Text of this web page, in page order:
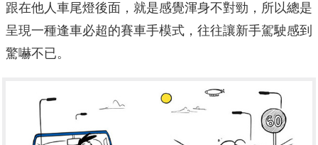
跟在他人車尾燈後面，就是感覺渾身不對勁，所以總是
呈現一種逢車必超的賽車手模式，往往讓新手駕駛感到
驚嚇不已。